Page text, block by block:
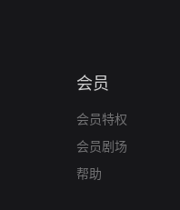
会员
会员特权
会员剧场
帮助